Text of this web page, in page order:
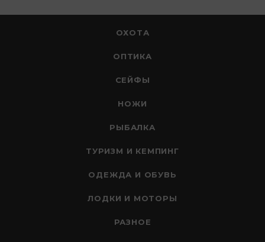
ОХОТА
ОПТИКА
СЕЙФЫ
НОЖИ
РЫБАЛКА
ТУРИЗМ И КЕМПИНГ
ОДЕЖДА И ОБУВЬ
ЛОДКИ И МОТОРЫ
РАЗНОЕ